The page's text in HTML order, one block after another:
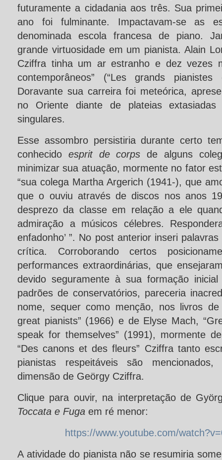
futuramente a cidadania aos três. Sua
ano foi fulminante. Impactavam-se as
denominada escola francesa de piano.
grande virtuosidade em um pianista. Alain
Cziffra tinha um ar estranho e dez vezes
contemporâneos” (“Les grands
Doravante sua carreira foi meteórica,
no Oriente diante de plateias extasiadas
singulares.
Esse assombro persistiria durante certo
conhecido esprit de corps de alguns
minimizar sua atuação, mormente no fator
“sua colega Martha Argerich (1941-), que
que o ouviu através de discos nos anos
desprezo da classe em relação a ele
admiração a músicos célebres.
enfadonho’ ”. No post anterior inseri
crítica. Corroborando certos
performances extraordinárias, que
devido seguramente à sua formação
padrões de conservatórios, pareceria
nome, sequer como menção, nos livros de
great pianists” (1966) e de Elyse Mach,
speak for themselves” (1991), mormente
“Des canons et des fleurs” Cziffra tanto
pianistas respeitáveis são
dimensão de Geörgy Cziffra.
Clique para ouvir, na interpretação de
Toccata e Fuga em ré menor:
https://www.youtube.com/
A atividade do pianista não se resumiria